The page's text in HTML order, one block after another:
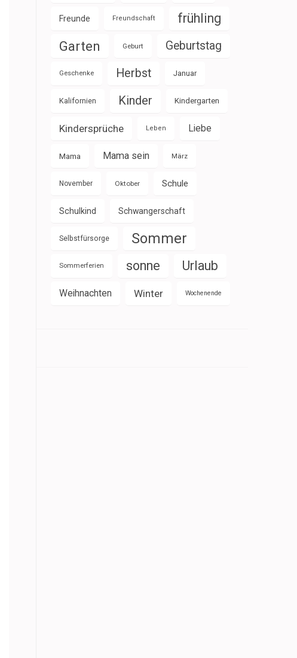
Freunde Freundschaft frühling
Garten Geburt Geburtstag
Geschenke Herbst Januar
Kalifornien Kinder Kindergarten
Kindersprüche Leben Liebe
Mama Mama sein März
November Oktober Schule
Schulkind Schwangerschaft
Selbstfürsorge Sommer
Sommerferien sonne Urlaub
Weihnachten Winter Wochenende